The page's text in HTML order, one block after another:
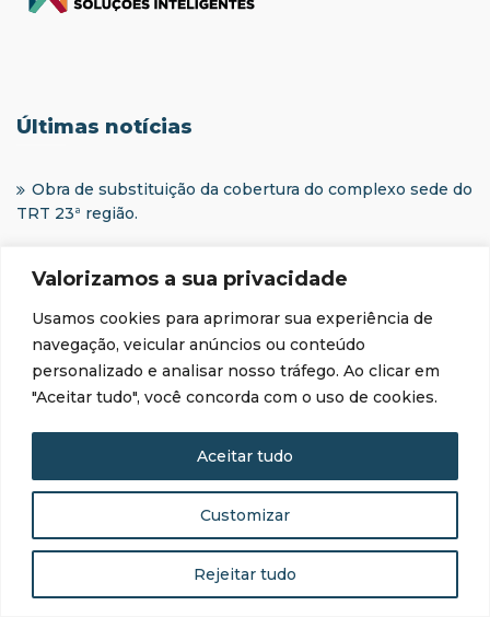
Valorizamos a sua privacidade
Usamos cookies para aprimorar sua experiência de
navegação, veicular anúncios ou conteúdo
personalizado e analisar nosso tráfego. Ao clicar em
"Aceitar tudo", você concorda com o uso de cookies.
Customizar
Rejeitar tudo
Aceitar tudo
Últimas notícias
Obra de substituição da cobertura do complexo sede do
TRT 23ª região.
(65) 2127-1752|(65) 2127-1888|contato@mettaservice.com
© Metta Service - Soluções Inteligentes Eireli - Todos os direitos reservados - CNPJ:
Notícias
Canal de Ética
Canal de Ética e Compliance
Contato
Denúncia